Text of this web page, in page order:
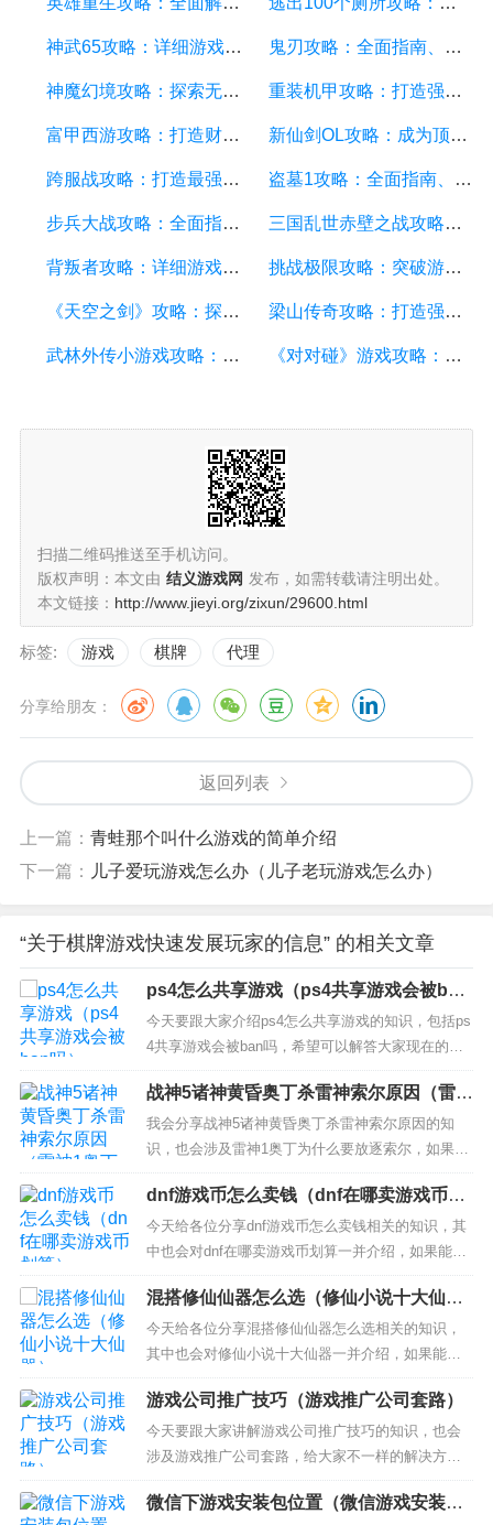
神武65攻略：详细游戏攻略方面的描述 鬼刃攻略：全面指南、技巧和秘籍，助你成为顶尖玩家
神魔幻境攻略：探索无尽的魔幻世界，成为顶尖玩家 重装机甲攻略：打造强大机甲，征服战场的终极指南
富甲西游攻略：打造财富王国的终极指南 新仙剑OL攻略：成为顶级仙侠大侠的秘诀与技巧
跨服战攻略：打造最强战队，征服多个服务器 盗墓1攻略：全面指南、秘籍和技巧
步兵大战攻略：全面指南及游戏技巧分享 三国乱世赤壁之战攻略：详细游戏攻略方面的描述
背叛者攻略：详细游戏攻略方面的描述 挑战极限攻略：突破游戏难关的终极指南
《天空之剑》攻略：探索天空的冒险之旅 梁山传奇攻略：打造强大的英雄团队，征服江湖的必备指南
武林外传小游戏攻略：全面解析游戏技巧、角色选择和剧情推进 《对对碰》游戏攻略：成为高手的秘籍
扫描二维码推送至手机访问。
版权声明：本文由 结义游戏网 发布，如需转载请注明出处。
本文链接： http://www.jieyi.org/zixun/29600.html
标签: 游戏 棋牌 代理
分享给朋友：
返回列表
上一篇： 青蛙那个叫什么游戏的简单介绍
下一篇：
儿子爱玩游戏怎么办（儿子老玩游戏怎么办）
“关于棋牌游戏快速发展玩家的信息” 的相关文章
ps4怎么共享游戏（ps4共享游戏会被ban
吗）
今天要跟大家介绍ps4怎么共享游戏的知识，包括ps
4共享游戏会被ban吗，希望可以解答大家现在的问
题！本文目录一览： 1、请教，买两台ps4，可以共
享买的游戏和存档吗 2、如何才能在一台国行PS4上
共享一个港服账号的游戏 3、ps4数字游戏可以共享
吗 4、家里两个小孩子都玩PS4，可不可...
战神5诸神黄昏奥丁杀雷神索尔原因（雷神
1奥丁为什么要放逐索尔）
我会分享战神5诸神黄昏奥丁杀雷神索尔原因的知
识，也会涉及雷神1奥丁为什么要放逐索尔，如果能
帮助你解答你当下的问题，别忘记关注我们吧！ 本
文目录一览： 1、战神5奥丁的目的 2、战神5索尔结
局 3、战神奥丁为什么要杀巨人 4、战神5为什么要
对抗奥丁 5、战神5奥丁为什么杀索尔 战神...
dnf游戏币怎么卖钱（dnf在哪卖游戏币划
算）
今天给各位分享dnf游戏币怎么卖钱相关的知识，其
中也会对dnf在哪卖游戏币划算一并介绍，如果能碰
巧解决你现在面临的问题，别忘了关注本站，现在
开始吧！ 本文目录一览： 1、dnf游戏币怎么卖成人
民币 2、dnf怎么卖金币换人民币 3、dnf游戏中怎么
和别人交易金币？交易要手续费不， 4、d...
混搭修仙仙器怎么选（修仙小说十大仙
器）
今天给各位分享混搭修仙仙器怎么选相关的知识，
其中也会对修仙小说十大仙器一并介绍，如果能碰
巧解决你现在面临的问题，别忘了关注本站，现在
开始吧！ 本文目录一览：介绍混搭修仙仙器怎么选
的内容就到这里，如果有更多关于修仙小说十大仙
器的问题请到本站进行搜索。...
游戏公司推广技巧（游戏推广公司套路）
今天要跟大家讲解游戏公司推广技巧的知识，也会
涉及游戏推广公司套路，给大家不一样的解决方
案！ 本文目录一览： 1、网络游戏有哪些推广运营
的方法呢？ 2、游戏 推广 怎么做。 3、游戏推广都
微信下游戏安装包位置（微信游戏安装包